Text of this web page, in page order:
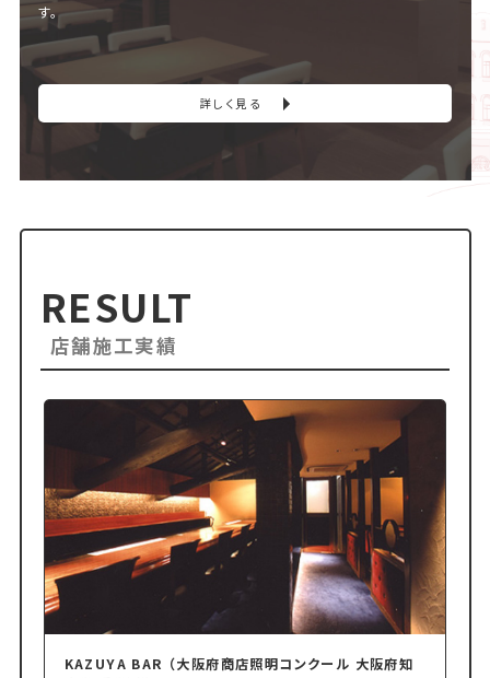
す。
詳しく見る
RESULT
店舗施工実績
KAZUYA BAR （大阪府商店照明コンクール 大阪府知